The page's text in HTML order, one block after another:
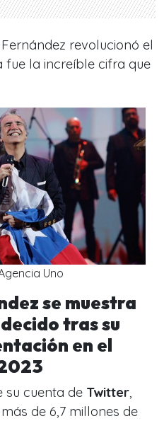
revolucionó el
fue la increíble cifra que
Uno
se muestra
tras su
en el
su cuenta de Twitter,
de 6,7 millones de